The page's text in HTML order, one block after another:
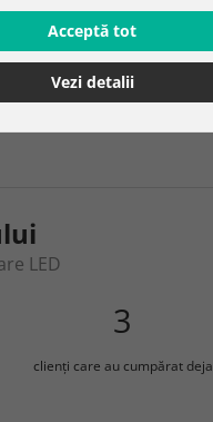
LED
3
clienţi care au cumpărat deja
Acceptă tot
Vezi detalii